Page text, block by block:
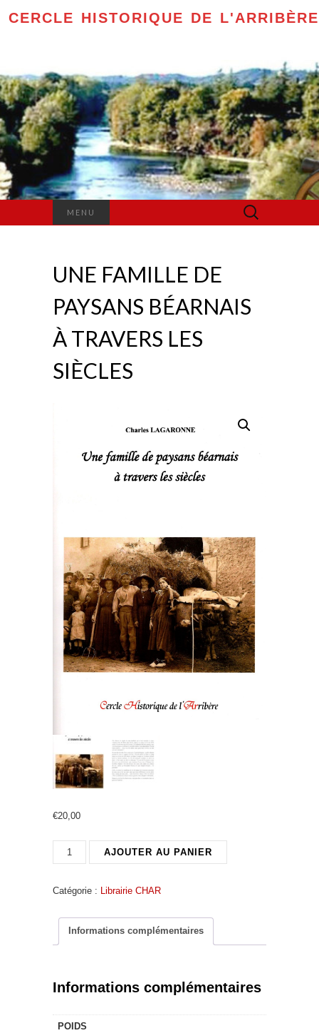
CERCLE HISTORIQUE DE L'ARRIBÈRE
MENU Rechercher :
UNE FAMILLE DE
PAYSANS BÉARNAIS
À TRAVERS LES
SIÈCLES
€20,00
quantité
de
famille
paysans
béarnais
les
AJOUTER AU PANIER
Catégorie : Librairie CHAR
Informations complémentaires
Informations complémentaires
POIDS